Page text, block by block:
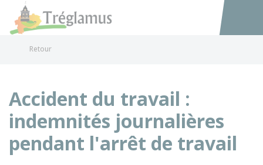
Accéder
Retour
Accident du travail :
indemnités journalières
pendant l'arrêt de travail